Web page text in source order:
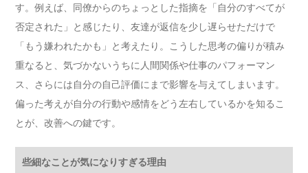
す。例えば、同僚からのちょっとした指摘を「自分のすべてが
否定された」と感じたり、友達が返信を少し遅らせただけで
「もう嫌われたかも」と考えたり。こうした思考の偏りが積み
重なると、気づかないうちに人間関係や仕事のパフォーマン
ス、さらには自分の自己評価にまで影響を与えてしまいます。
偏った考えが自分の行動や感情をどう左右しているかを知るこ
とが、改善への鍵です。
些細なことが気になりすぎる理由